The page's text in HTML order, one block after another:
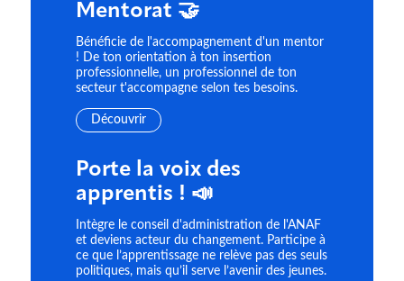
Mentorat 🤝
Bénéficie de l'accompagnement d'un mentor
! De ton orientation à ton insertion
professionnelle, un professionnel de ton
secteur t'accompagne selon tes besoins.
Découvrir
Porte la voix des
apprentis ! 📣
Intègre le conseil d'administration de l'ANAF
et deviens acteur du changement. Participe à
ce que l’apprentissage ne relève pas des seuls
politiques, mais qu’il serve l’avenir des jeunes.